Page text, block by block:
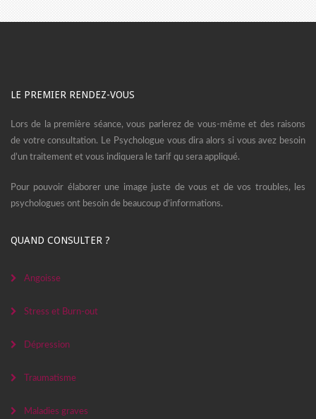
LE PREMIER RENDEZ-VOUS
Lors de la première séance, vous parlerez de vous-même et des raisons
de votre consultation. Le Psychologue vous dira alors si vous avez besoin
d’un traitement et vous indiquera le tarif qu sera appliqué.
Pour pouvoir élaborer une image juste de vous et de vos troubles, les
psychologues ont besoin de beaucoup d’informations.
QUAND CONSULTER ?
Angoisse
Stress et Burn-out
Dépression
Traumatisme
Maladies graves